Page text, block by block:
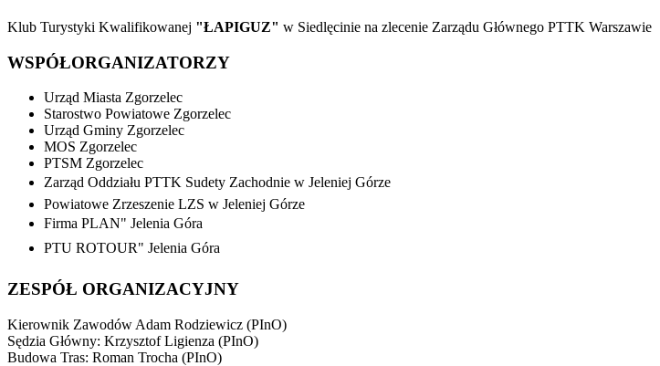
Klub Turystyki Kwalifikowanej "ŁAPIGUZ" w Siedlęcinie na zlecenie Zarządu Głównego PTTK Warszawie
WSPÓŁORGANIZATORZY
Urząd Miasta Zgorzelec
Starostwo Powiatowe Zgorzelec
Urząd Gminy Zgorzelec
MOS Zgorzelec
PTSM Zgorzelec
Zarząd Oddziału PTTK Sudety Zachodnie w Jeleniej Górze
Powiatowe Zrzeszenie LZS w Jeleniej Górze
Firma PLAN" Jelenia Góra
PTU ROTOUR" Jelenia Góra
ZESPÓŁ ORGANIZACYJNY
Kierownik Zawodów Adam Rodziewicz (PInO)
Sędzia Główny: Krzysztof Ligienza (PInO)
Budowa Tras: Roman Trocha (PInO)